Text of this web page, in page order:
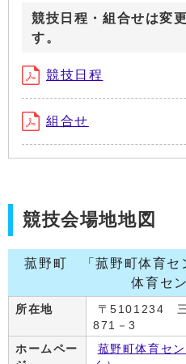
競技日程・組合せは変
す。
競技日程
組合せ
競技会場地地図
菰野町 「菰野町体育セ
体育セ
所在地
〒5101234 三
871－3
ホームペー
菰野町体育セ